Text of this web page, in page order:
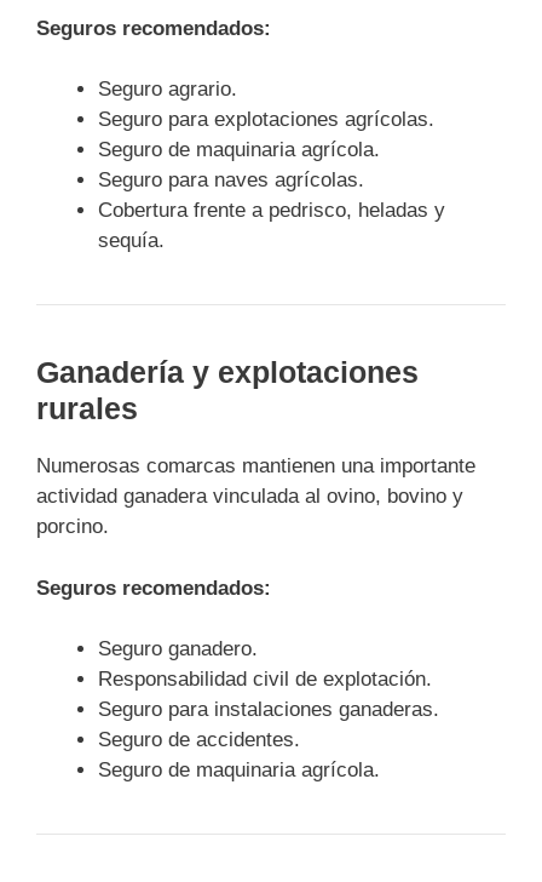
Seguros recomendados:
Seguro agrario.
Seguro para explotaciones agrícolas.
Seguro de maquinaria agrícola.
Seguro para naves agrícolas.
Cobertura frente a pedrisco, heladas y
sequía.
Ganadería y explotaciones
rurales
Numerosas comarcas mantienen una importante
actividad ganadera vinculada al ovino, bovino y
porcino.
Seguros recomendados:
Seguro ganadero.
Responsabilidad civil de explotación.
Seguro para instalaciones ganaderas.
Seguro de accidentes.
Seguro de maquinaria agrícola.